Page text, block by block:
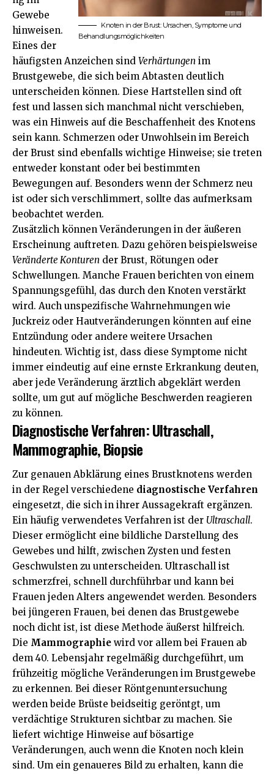
Knoten in der Brust: Ursachen, Symptome und
Behandlungsmöglichkeiten
Gewebe
hinweisen.
Eines der
häufigsten Anzeichen sind Verhärtungen im
Brustgewebe, die sich beim Abtasten deutlich
unterscheiden können. Diese Hartstellen sind oft
fest und lassen sich manchmal nicht verschieben,
was ein Hinweis auf die Beschaffenheit des Knotens
sein kann. Schmerzen oder Unwohlsein im Bereich
der Brust sind ebenfalls wichtige Hinweise; sie treten
entweder konstant oder bei bestimmten
Bewegungen auf. Besonders wenn der Schmerz neu
ist oder sich verschlimmert, sollte das aufmerksam
beobachtet werden.
Zusätzlich können Veränderungen in der äußeren
Erscheinung auftreten. Dazu gehören beispielsweise
Veränderte Konturen der Brust, Rötungen oder
Schwellungen. Manche Frauen berichten von einem
Spannungsgefühl, das durch den Knoten verstärkt
wird. Auch unspezifische Wahrnehmungen wie
Juckreiz oder Hautveränderungen könnten auf eine
Entzündung oder andere weitere Ursachen
hindeuten. Wichtig ist, dass diese Symptome nicht
immer eindeutig auf eine ernste Erkrankung deuten,
aber jede Veränderung ärztlich abgeklärt werden
sollte, um gut auf mögliche Beschwerden reagieren
zu können.
Diagnostische Verfahren: Ultraschall,
Mammographie, Biopsie
Zur genauen Abklärung eines Brustknotens werden
in der Regel verschiedene diagnostische Verfahren
eingesetzt, die sich in ihrer Aussagekraft ergänzen.
Ein häufig verwendetes Verfahren ist der Ultraschall.
Dieser ermöglicht eine bildliche Darstellung des
Gewebes und hilft, zwischen Zysten und festen
Geschwulsten zu unterscheiden. Ultraschall ist
schmerzfrei, schnell durchführbar und kann bei
Frauen jeden Alters angewendet werden. Besonders
bei jüngeren Frauen, bei denen das Brustgewebe
noch dicht ist, ist diese Methode äußerst hilfreich.
Die Mammographie wird vor allem bei Frauen ab
dem 40. Lebensjahr regelmäßig durchgeführt, um
frühzeitig mögliche Veränderungen im Brustgewebe
zu erkennen. Bei dieser Röntgenuntersuchung
werden beide Brüste beidseitig geröntgt, um
verdächtige Strukturen sichtbar zu machen. Sie
liefert wichtige Hinweise auf bösartige
Veränderungen, auch wenn die Knoten noch klein
sind. Um ein genaueres Bild zu erhalten, kann die